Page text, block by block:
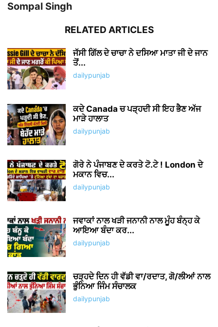
Sompal Singh
RELATED ARTICLES
ਜੱਸੀ ਗਿੱਲ ਦੇ ਚਾਚਾ ਨੇ ਦਸਿਆ ਮਾਤਾ ਜੀ ਦੇ ਜਾਨ
ਤੋਂ...
dailypunjab
ਕਦੇ Canada ਚ ਪੜ੍ਹਦੀ ਸੀ ਇਹ ਭੈਣ ਅੱਜ
ਮਾੜੇ ਹਾਲਾਤ
dailypunjab
ਗੋਰੇ ਨੇ ਪੰਜਾਬਣ ਦੇ ਕਰਤੇ ਟੋ.ਟੇ ! London ਦੇ
ਮਕਾਨ ਵਿਚ...
dailypunjab
ਜਵਾਕਾਂ ਨਾਲ ਖੜੀ ਜਨਾਨੀ ਨਾਲ ਮੂੰਹ ਬੰਨ੍ਹ ਕੇ
ਆਇਆ ਬੰਦਾ ਕਰ...
dailypunjab
ਚੜ੍ਹਦੇ ਦਿਨ ਹੀ ਵੱਡੀ ਵਾ/ਰਦਾਤ, ਗੋ/ਲੀਆਂ ਨਾਲ
ਭੁੰਨਿਆ ਜਿੰਮ ਸੰਚਾਲਕ
dailypunjab